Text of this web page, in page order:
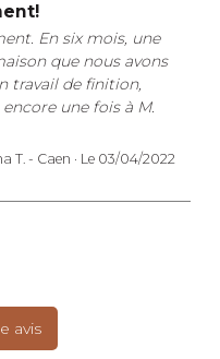
En six mois, une
que nous avons
travail de finition,
une fois à M.
T. - Caen · Le 03/04/2022
avis